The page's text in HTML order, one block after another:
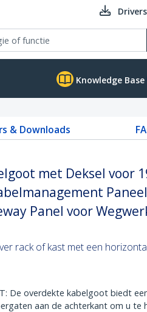
Knowledge Base
& Downloads
met Deksel voor
Panel voor
rack of kast met een
De overdekte kabelgoot biedt
aan de achterkant om u te